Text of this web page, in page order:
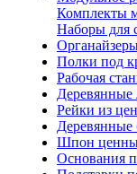
Комплекты
Наборы для
Полки под
Рабочая
Деревянные
Рейки из
Деревянные
Шпон
Основания